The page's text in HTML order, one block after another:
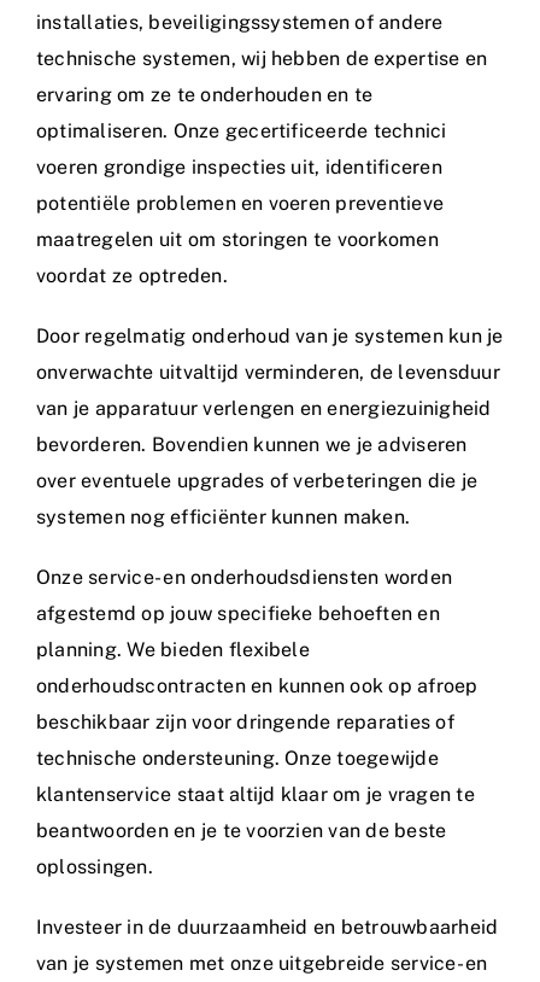
installaties, beveiligingssystemen of andere
technische systemen, wij hebben de expertise en
ervaring om ze te onderhouden en te
optimaliseren. Onze gecertificeerde technici
voeren grondige inspecties uit, identificeren
potentiële problemen en voeren preventieve
maatregelen uit om storingen te voorkomen
voordat ze optreden.
Door regelmatig onderhoud van je systemen kun je
onverwachte uitvaltijd verminderen, de levensduur
van je apparatuur verlengen en energiezuinigheid
bevorderen. Bovendien kunnen we je adviseren
over eventuele upgrades of verbeteringen die je
systemen nog efficiënter kunnen maken.
Onze service- en onderhoudsdiensten worden
afgestemd op jouw specifieke behoeften en
planning. We bieden flexibele
onderhoudscontracten en kunnen ook op afroep
beschikbaar zijn voor dringende reparaties of
technische ondersteuning. Onze toegewijde
klantenservice staat altijd klaar om je vragen te
beantwoorden en je te voorzien van de beste
oplossingen.
Investeer in de duurzaamheid en betrouwbaarheid
van je systemen met onze uitgebreide service- en